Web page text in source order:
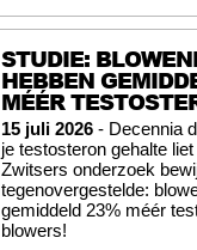
STUDIE:
HEBBEN
MÉÉR
15 juli 2026 - Decennia
je testosteron gehalte
Zwitsers onderzoek
tegenovergestelde:
gemiddeld 23% méér
blowers!